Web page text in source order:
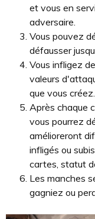
et vous en
adversaire.
Vous pouvez
défausser
Vous infligez
valeurs
que vous créez.
Après chaque
vous pourrez
amélioreront
infligés ou
cartes, statut
Les manches
gagniez ou